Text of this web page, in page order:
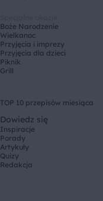
Boże Narodzenie
Wielkanoc
Przyjęcia i imprezy
Przyjęcia dla dzieci
Piknik
Grill
TOP 10 przepisów miesiąca
Dowiedz się
Inspiracje
Porady
Artykuły
Quizy
Redakcja